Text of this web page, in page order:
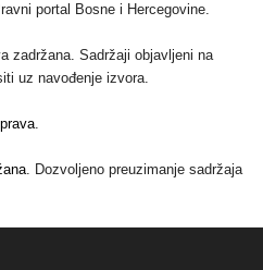
portal Bosne i Hercegovine.
zadržana. Sadržaji objavljeni na
uz navođenje izvora.
prava.
. Dozvoljeno preuzimanje sadržaja